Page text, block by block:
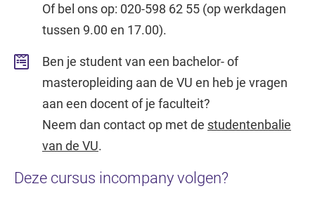
Of bel ons op: 020-598 62 55 (op werkdagen
tussen 9.00 en 17.00).
Ben je student van een bachelor- of
masteropleiding aan de VU en heb je vragen
aan een docent of je faculteit?
Neem dan contact op met de studentenbalie
van de VU.
Deze cursus incompany volgen?